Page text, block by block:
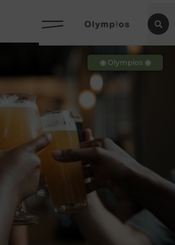
◉ Olympios ◉